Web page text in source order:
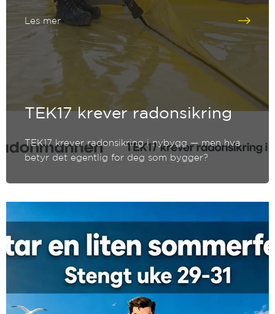
Les mer
TEK17 krever radonsikring
TEK17 krever radonsikring i nybygg — men hva
betyr det egentlig for deg som bygger?